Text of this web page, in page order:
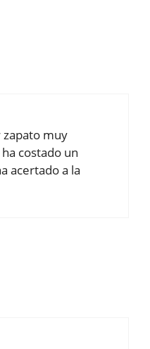
zapato muy
costado un
acertado a la